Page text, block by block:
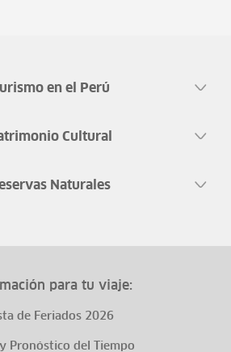
en el Perú
Cultural
Naturales
para tu viaje:
de Feriados 2026
Pronóstico del Tiempo